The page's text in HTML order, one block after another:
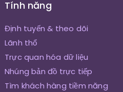
Tính năng
Định tuyến & theo dõi
Lãnh thổ
Trực quan hóa dữ liệu
Nhúng bản đồ trực tiếp
Tìm khách hàng tiềm năng